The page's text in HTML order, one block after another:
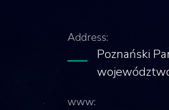
Address:
Poznański
www: